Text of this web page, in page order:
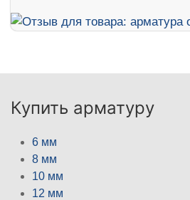
Купить арматуру
6 мм
8 мм
10 мм
12 мм